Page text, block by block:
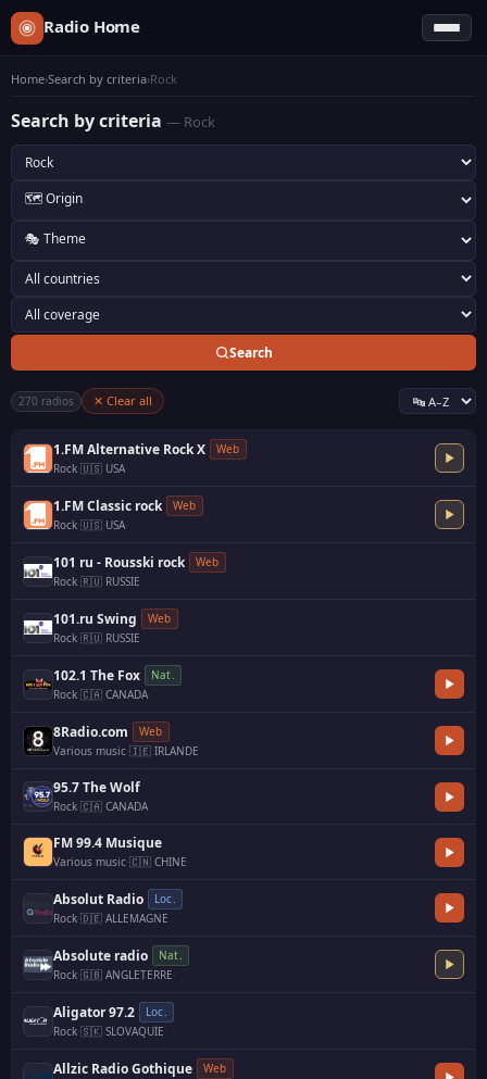
Radio Home
Home›Search by criteria›Rock
Search by criteria — Rock
Search
270 radios ✕ Clear all
1.FM Alternative Rock X
Web
Rock·🇺🇸 USA·
1.FM Classic rock
Web
Rock·🇺🇸 USA·
101 ru - Rousski rock
Web
Rock·🇷🇺 RUSSIE·
101.ru Swing
Web
Rock·🇷🇺 RUSSIE·
102.1 The Fox
Nat.
Rock·🇨🇦 CANADA·
8Radio.com
Web
Various music·🇮🇪 IRLANDE
95.7 The Wolf
Rock·🇨🇦 CANADA
FM 99.4 Musique
Various music·🇨🇳 CHINE·
Absolut Radio
Loc.
Rock·🇩🇪 ALLEMAGNE
Absolute radio
Nat.
Rock·🇬🇧 ANGLETERRE·
Aligator 97.2
Loc.
Rock·🇸🇰 SLOVAQUIE·
Allzic Radio Gothique
Web